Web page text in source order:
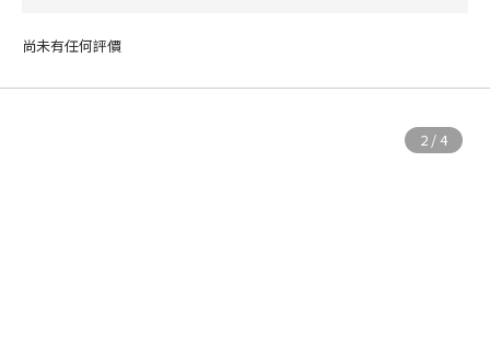
尚未有任何評價